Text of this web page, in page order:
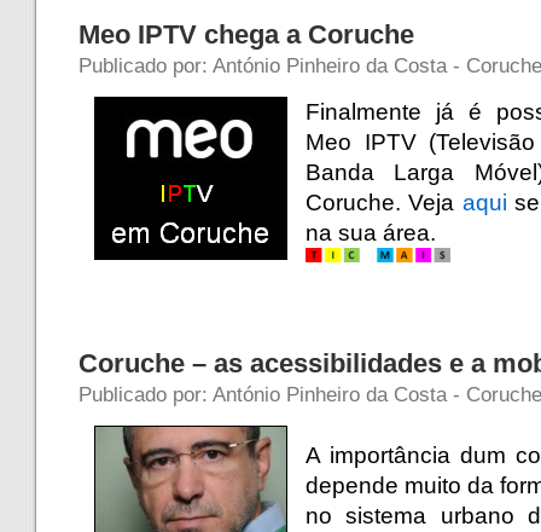
Meo IPTV chega a Coruche
Publicado por: António Pinheiro da Costa -
Finalmente já é
Meo IPTV
Banda Larga
Coruche. Veja aqui
na sua área.
Coruche – as acessibilidades e a
Publicado por: António Pinheiro da Costa -
A importância dum
depende muito da
no sistema urbano